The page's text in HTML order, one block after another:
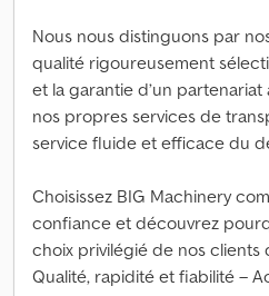
Nous nous distinguons par
qualité rigoureusement
et la garantie d’un
nos propres services de
service fluide et efficace du
Choisissez BIG Machinery
confiance et découvrez
choix privilégié de nos clients
Qualité, rapidité et fiabilité –